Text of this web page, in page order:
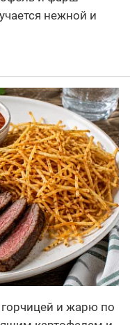
нежной и
и жарю по